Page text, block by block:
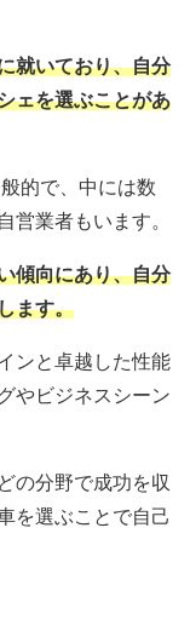
就いており、自分
ェを選ぶことがあ
的で、中には数
営業者もいます。
傾向にあり、自分
ます。
ンと卓越した性能
やビジネスシーン
の分野で成功を収
を選ぶことで自己